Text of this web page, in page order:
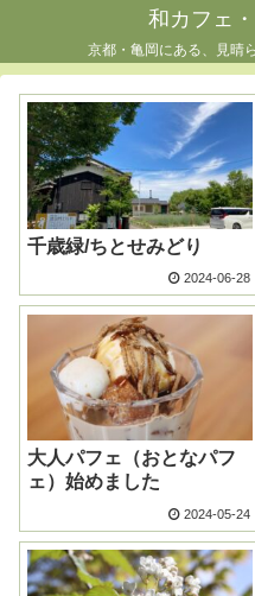
和カフェ
京都・亀岡にある、見晴
千歳緑/ちとせみどり
2024-06-28
大人パフェ（おとなパフ
ェ）始めました
2024-05-24